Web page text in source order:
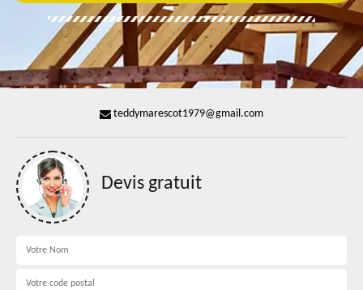
teddymarescot1979@gmail.com
Devis gratuit